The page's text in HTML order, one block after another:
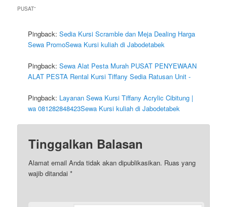
PUSAT”
Pingback:Sedia Kursi Scramble dan Meja Dealing Harga
Sewa PromoSewa Kursi kuliah di Jabodetabek
Pingback:Sewa Alat Pesta Murah PUSAT PENYEWAAN
ALAT PESTA Rental Kursi Tiffany Sedia Ratusan Unit -
Pingback: Layanan Sewa Kursi Tiffany Acrylic Cibitung |
wa 081282848423Sewa Kursi kuliah di Jabodetabek
Tinggalkan Balasan
Alamat email Anda tidak akan dipublikasikan. Ruas yang
wajib ditandai*